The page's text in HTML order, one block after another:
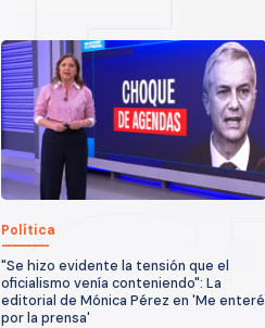
Política
"Se hizo evidente la tensión que el
oficialismo venía conteniendo": La
editorial de Mónica Pérez en 'Me enteré
por la prensa'